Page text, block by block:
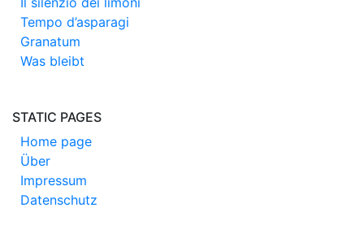
Tempo d’asparagi
Granatum
Was bleibt
STATIC PAGES
Home page
Über
Impressum
Datenschutz